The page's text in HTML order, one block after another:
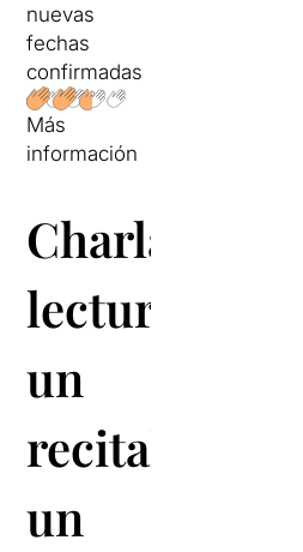
nuevas
fechas
confirmadas
Más
información
Charlas,
lecturas,
un
recital,
un